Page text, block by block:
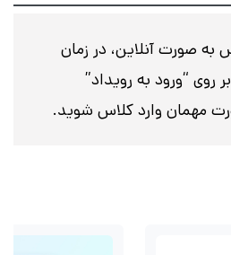
به صورت آنلاین، در زمان
روی “ورود به رویداد”
مهمان وارد کلاس شوید.